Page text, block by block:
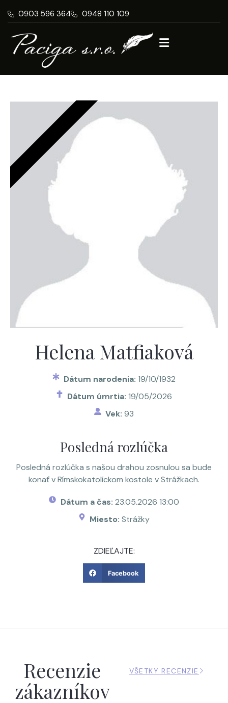
0903 596 364 0948 110 109
Helena Matfiaková
Dátum narodenia:19/10/1932
Dátum úmrtia:19/05/2026
Vek:93
Posledná rozlúčka
Posledná rozlúčka s našou drahou zosnulou sa bude
konať v Rímskokatolíckom kostole v Strážkach.
Dátum a čas: 23.05.2026 13:00
Miesto:Strážky
ZDIEĽAJTE:
Facebook
Recenzie
zákazníkov
VŠETKY RECENZIE